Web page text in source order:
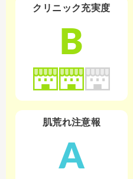
クリニック充実度
B
肌荒れ注意報
A